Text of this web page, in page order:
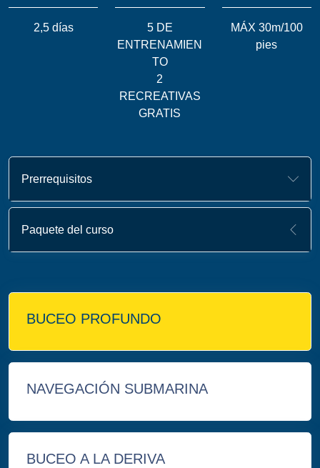
2,5 días
5 DE
ENTRENAMIEN
TO
2
RECREATIVAS
GRATIS
MÁX 30m/100
pies
Prerrequisitos
Paquete del curso
BUCEO PROFUNDO
NAVEGACIÓN SUBMARINA
BUCEO A LA DERIVA